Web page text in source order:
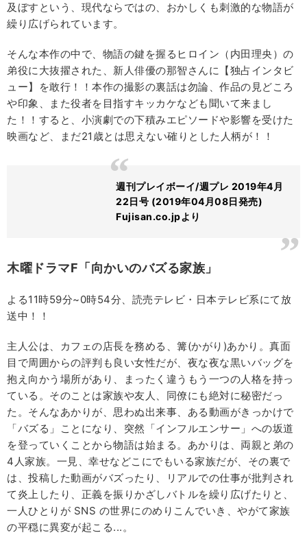
及ぼすという、現代ならではの、おかしくも刺激的な物語が
繰り広げられています。
そんな本作の中で、物語の鍵を握るヒロイン（内田理央）の
弟役に大抜擢された、新人俳優の那智さんに【独占インタビ
ュー】を敢行！！本作の撮影の裏話は勿論、作品の見どころ
や印象、また役者を目指すキッカケなども聞いて来まし
た！！すると、小演劇での下積みエピソードや影響を受けた
映画など、まだ21歳とは思えない確りとした人柄が！！
週刊プレイボーイ/週プレ 2019年4月
22日号 (2019年04月08日発売)
Fujisan.co.jpより
木曜ドラマF「向かいのバズる家族」
よる11時59分~0時54分、読売テレビ・日本テレビ系にて放
送中！！
主人公は、カフェの店長を務める、篝(かがり)あかり。真面
目で周囲からの評判も良い女性だが、夜な夜な黒いバッグを
抱え向かう場所があり、まったく違うもう一つの人格を持っ
ている。そのことは家族や友人、同僚にも絶対に秘密だっ
た。そんなあかりが、思わぬ出来事、ある動画がきっかけで
「バズる」ことになり、突然「インフルエンサー」への坂道
を登っていくことから物語は始まる。あかりは、両親と弟の
4人家族。一見、幸せなどこにでもいる家族だが、その裏で
は、投稿した動画がバズったり、リアルでの仕事が批判され
て炎上したり、正義を振りかざしバトルを繰り広げたりと、
一人ひとりが SNS の世界にのめりこんでいき、やがて家族
の平穏に異変が起こる...。